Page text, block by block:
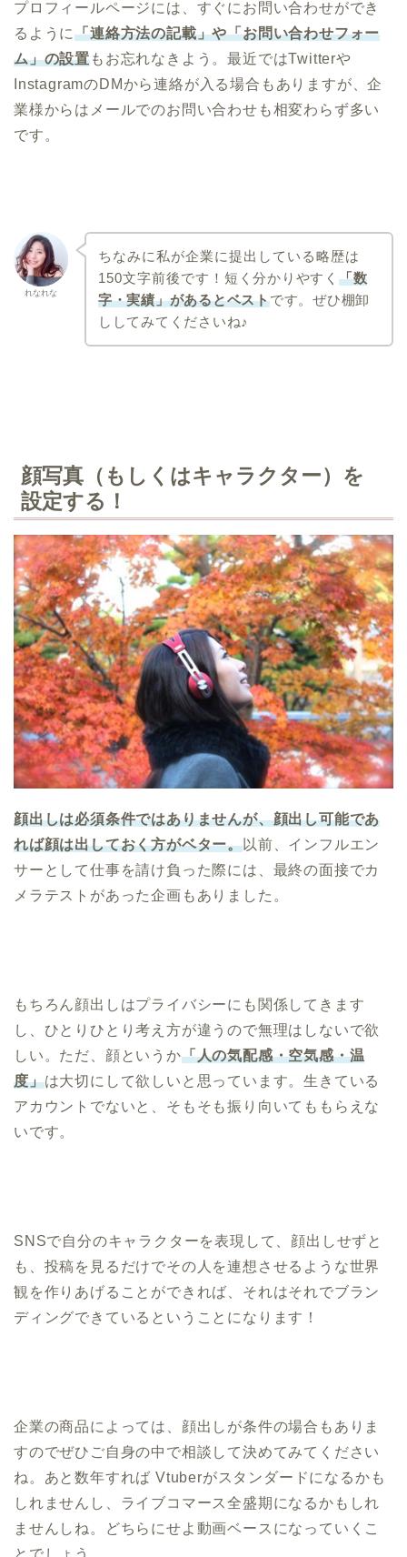
プロフィールページには、すぐにお問い合わせができ
るように「連絡方法の記載」や「お問い合わせフォー
ム」の設置もお忘れなきよう。最近ではTwitterや
InstagramのDMから連絡が入る場合もありますが、企
業様からはメールでのお問い合わせも相変わらず多い
です。
れなれな
ちなみに私が企業に提出している略歴は
150文字前後です！ 短く分かりやすく 「数
字・実績」があるとベストです。ぜひ棚卸
ししてみてくださいね♪
顔写真（もしくはキャラクター）を
設定する！
顔出しは必須条件ではありませんが、顔出し可能であ
れば顔は出しておく方がベター。以前、インフルエン
サーとして仕事を請け負った際には、最終の面接でカ
メラテストがあった企画もありました。
もちろん顔出しはプライバシーにも関係してきます
し、ひとりひとり考え方が違うので無理はしないで欲
しい。ただ、顔というか「人の気配感・空気感・温
度」は大切にして欲しいと思っています。生きている
アカウントでないと、そもそも振り向いてももらえな
いです。
SNSで自分のキャラクターを表現して、顔出しせずと
も、投稿を見るだけでその人を連想させるような世界
観を作りあげることができれば、それはそれでブラン
ディングできているということになります！
企業の商品によっては、顔出しが条件の場合もありま
すのでぜひご自身の中で相談して決めてみてください
ね。あと数年すれば Vtuberがスタンダードになるかも
しれませんし、ライブコマース全盛期になるかもしれ
ませんしね。どちらにせよ動画ベースになっていくこ
とでしょう。